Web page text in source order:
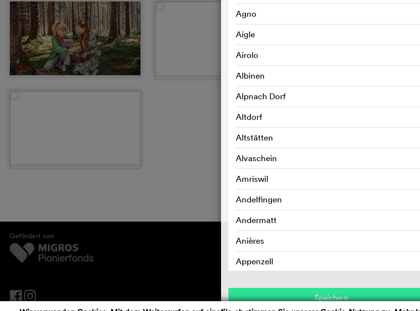
Agno
Aigle
Airolo
Albinen
Alpnach Dorf
Altdorf
Altstätten
Alvaschein
Amriswil
Andelfingen
Andermatt
Anières
Appenzell
Arbedo
Speichern
Gefördert von
Kontakt
Impressum
Datenschutz